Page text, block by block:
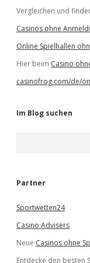
Vergleichen und
Casinos ohne
Online Spielhallen
Hier beim Casino
casinofrog.com/de/
Im Blog suchen
e
Partner
Sportwetten24
Casino Advisers
Neue Casinos ohne
Entdecke den besten